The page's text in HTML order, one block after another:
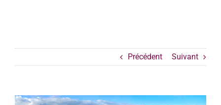
Précédent Suivant
Voir